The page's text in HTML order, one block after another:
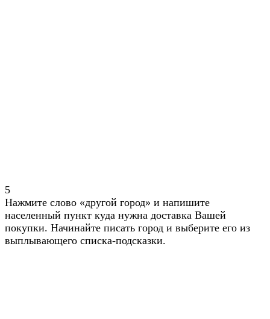
5
Нажмите слово «другой город» и напишите
населенный пункт куда нужна доставка Вашей
покупки. Начинайте писать город и выберите его из
выплывающего списка-подсказки.